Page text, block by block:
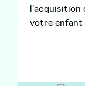
l'acquisition
votre enfant